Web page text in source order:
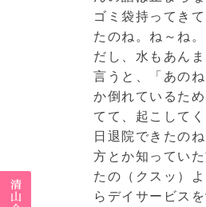
ゴミ袋持ってき
たのね。ね～ね
だし、水もあん
言うと、「あの
か倒れているた
てて、起こして
日退院できたの
方とか知ってい
たの（クスッ）
らデイサービス